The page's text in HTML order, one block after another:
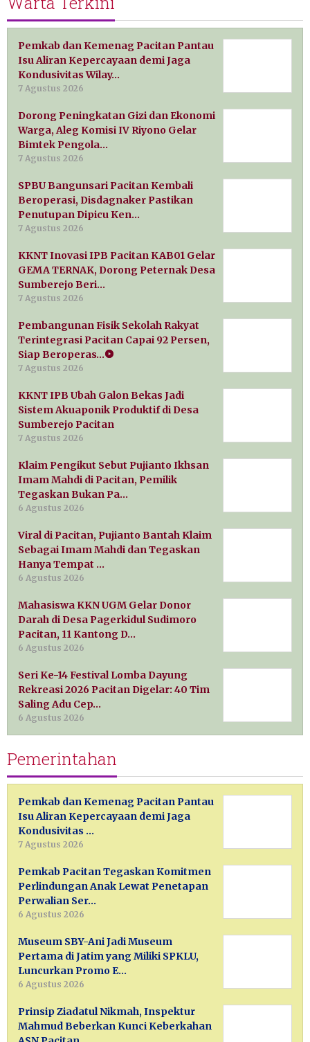
Pemkab dan Kemenag Pacitan Pantau
Isu Aliran Kepercayaan demi Jaga
Kondusivitas Wilay…
7 Agustus 2026
Dorong Peningkatan Gizi dan Ekonomi
Warga, Aleg Komisi IV Riyono Gelar
Bimtek Pengola…
7 Agustus 2026
SPBU Bangunsari Pacitan Kembali
Beroperasi, Disdagnaker Pastikan
Penutupan Dipicu Ken…
7 Agustus 2026
KKNT Inovasi IPB Pacitan KAB01 Gelar
GEMA TERNAK, Dorong Peternak Desa
Sumberejo Beri…
7 Agustus 2026
Pembangunan Fisik Sekolah Rakyat
Terintegrasi Pacitan Capai 92 Persen,
Siap Beroperas…
7 Agustus 2026
KKNT IPB Ubah Galon Bekas Jadi
Sistem Akuaponik Produktif di Desa
Sumberejo Pacitan
7 Agustus 2026
Klaim Pengikut Sebut Pujianto Ikhsan
Imam Mahdi di Pacitan, Pemilik
Tegaskan Bukan Pa…
6 Agustus 2026
Viral di Pacitan, Pujianto Bantah Klaim
Sebagai Imam Mahdi dan Tegaskan
Hanya Tempat …
6 Agustus 2026
Mahasiswa KKN UGM Gelar Donor
Darah di Desa Pagerkidul Sudimoro
Pacitan, 11 Kantong D…
6 Agustus 2026
Seri Ke-14 Festival Lomba Dayung
Rekreasi 2026 Pacitan Digelar: 40 Tim
Saling Adu Cep…
6 Agustus 2026
Pemerintahan
Pemkab dan Kemenag Pacitan Pantau
Isu Aliran Kepercayaan demi Jaga
Kondusivitas …
7 Agustus 2026
Pemkab Pacitan Tegaskan Komitmen
Perlindungan Anak Lewat Penetapan
Perwalian Ser…
6 Agustus 2026
Museum SBY-Ani Jadi Museum
Pertama di Jatim yang Miliki SPKLU,
Luncurkan Promo E…
6 Agustus 2026
Prinsip Ziadatul Nikmah, Inspektur
Mahmud Beberkan Kunci Keberkahan